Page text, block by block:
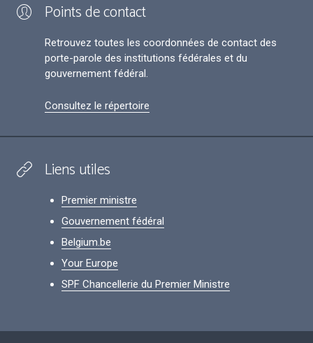
Points de contact
Retrouvez toutes les coordonnées de contact des
porte-parole des institutions fédérales et du
gouvernement fédéral.
Consultez le répertoire
Liens utiles
Premier ministre
Gouvernement fédéral
Belgium.be
Your Europe
SPF Chancellerie du Premier Ministre